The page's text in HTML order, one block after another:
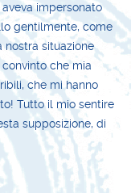
impersonato
gentilmente, come
nostra situazione
che mia
che mi hanno
Tutto il mio sentire
supposizione, di